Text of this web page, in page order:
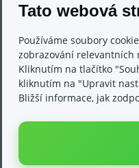
Tato webová
Používáme soubory
zobrazování relevantních
Kliknutím na tlačítko
kliknutím na "Upravit
Bližší informace, jak